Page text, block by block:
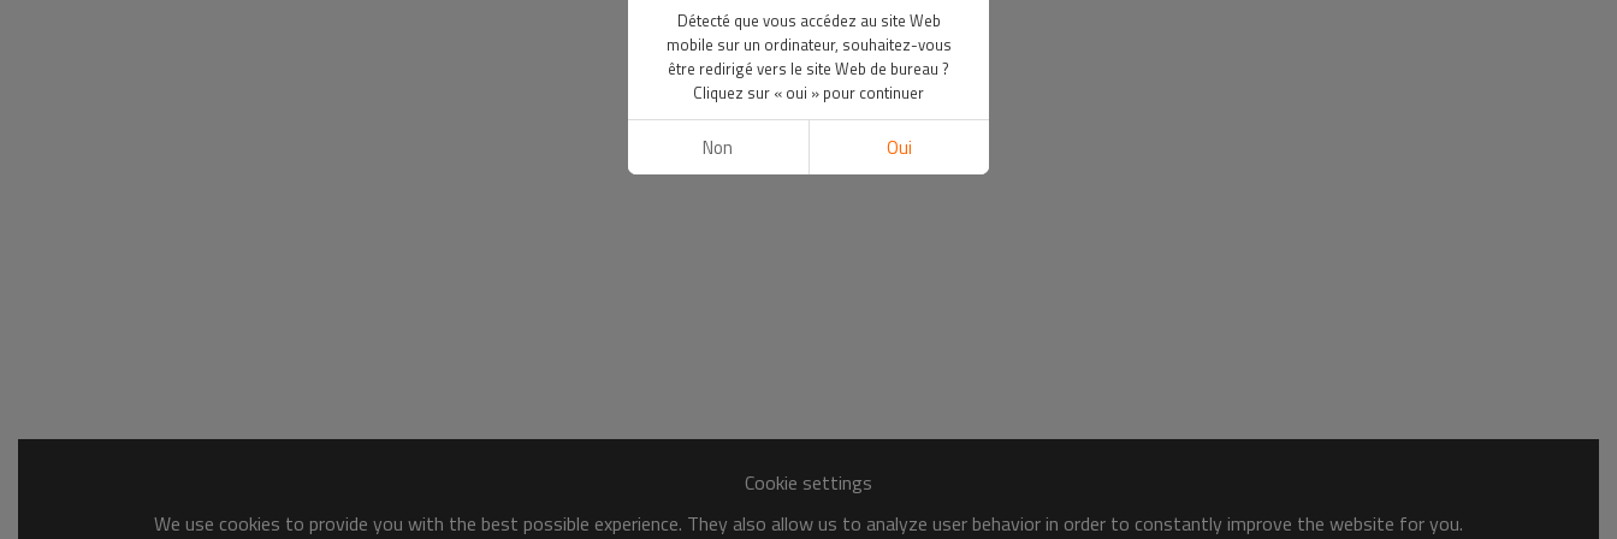
Cookie settings
We use cookies to provide you with the best possible experience. They also allow us to analyze user behavior in order to constantly improve the website for you.
Détecté que vous accédez au site Web
mobile sur un ordinateur, souhaitez-vous
être redirigé vers le site Web de bureau ?
Cliquez sur « oui » pour continuer
Non Oui